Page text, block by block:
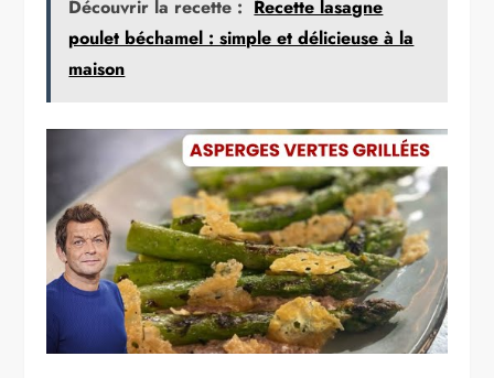
Découvrir la recette : Recette lasagne
poulet béchamel : simple et délicieuse à la
maison